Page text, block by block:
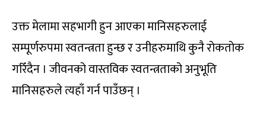
उक्त मेलामा सहभागी हुन आएका मानिसहरुलाई
सम्पूर्णरुपमा स्वतन्त्रता हुन्छ र उनीहरुमाथि कुनै रोकतोक
गरिँदैन । जीवनको वास्तविक स्वतन्त्रताको अनुभूति
मानिसहरुले त्यहाँ गर्न पाउँछन् ।